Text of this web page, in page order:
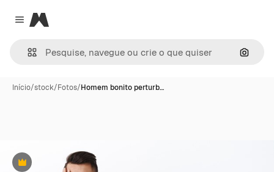
Close menu
Magnific
Início/stock/Fotos/Homem bonito perturb…
Premium